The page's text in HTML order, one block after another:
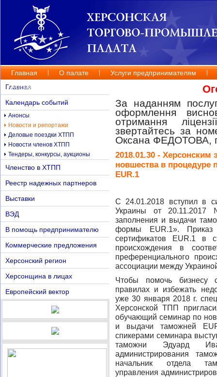
Главная О палате
Услуги предпринимателям
Контакты
Главная
Календарь событий
Анонсы
Новости и репортажи
Деловые поездки ХТПП
Новости членов ХТПП
Тендеры, конкурсы, аукционы
Членство в ХТПП
Реестр надежных партнеров
Выставки
ВЭД
В помощь предпринимателю
Коммерческие предложения
Херсонский регион
Херсонщина в лицах
Европейский вектор
За наданням
оформлення
отримання
звертайтесь за
Оксана ФЕДОТОВА,
2018.01.30 - Херсонским
новшества в
EUR.1
С 24.01.2018 вступил в
Украины от
заполнения и выдачи
формы EUR.1».
сертификатов EUR.1 в
происхождения в
преференциального
ассоциации между
Чтобы помочь бизнесу
правилах и избежать
уже 30 января 2018 г.
Херсонской ТПП
обучающий семинар по
и выдачи таможней
спикерами семинара
таможни Эдуард
администрирования
начальник отдела
управления